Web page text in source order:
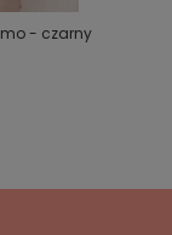
- czarny